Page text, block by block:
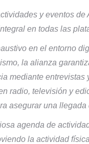
y eventos
en todas las
en el entorno
la alianza
mediante
radio, televisión y
asegurar una
agenda de
la actividad